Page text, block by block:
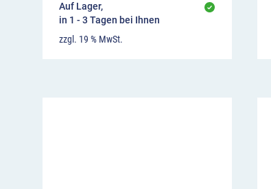
Auf Lager,
in 1 - 3 Tagen bei Ihnen
zzgl. 19 % MwSt.